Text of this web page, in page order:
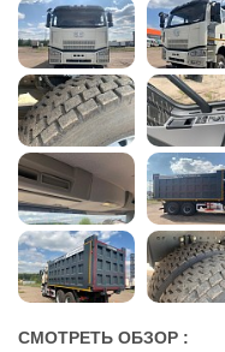
СМОТРЕТЬ ОБЗОР :